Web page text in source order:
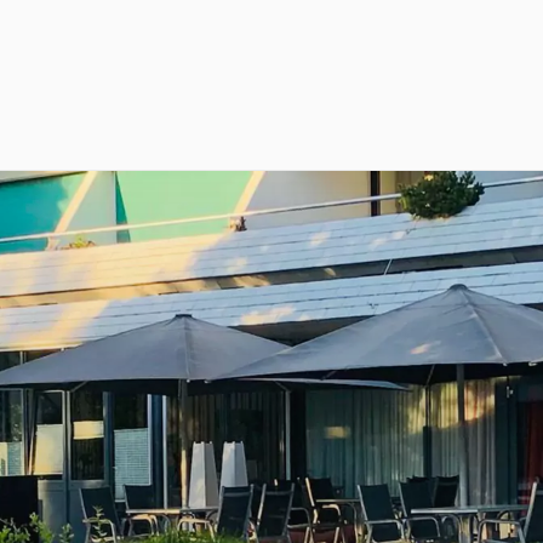
Zimmer
Restaurant
Wellness
Tagungen & Events
Pauschalangebote